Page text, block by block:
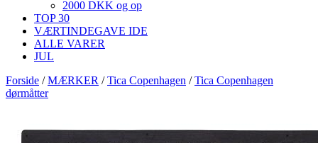
2000 DKK og op
TOP 30
VÆRTINDEGAVE IDE
ALLE VARER
JUL
Forside /MÆRKER /Tica Copenhagen /Tica Copenhagen
dørmåtter